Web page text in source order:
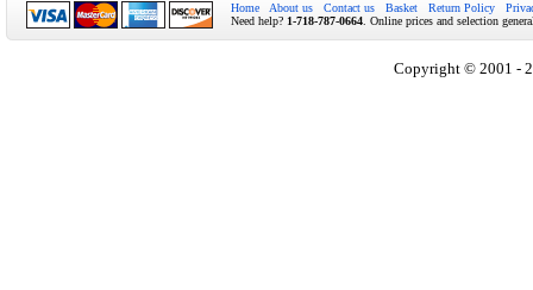
Home About us Contact us Basket Return Policy
Need help? 1-718-787-0664 . Online prices and selection
Copyright © 2001 -